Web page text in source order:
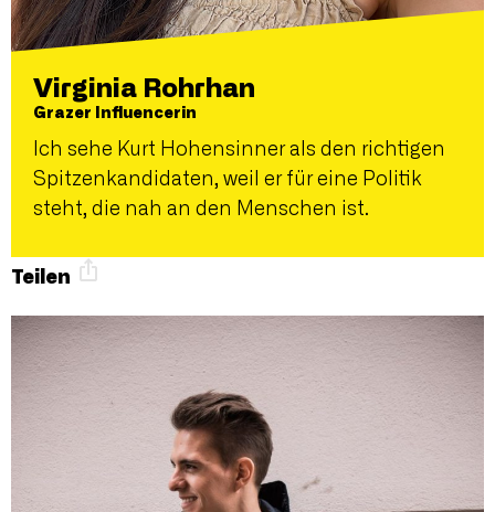
Virginia Rohrhan
Grazer Influencerin
Ich sehe Kurt Hohensinner als den richtigen
Spitzenkandidaten, weil er für eine Politik
steht, die nah an den Menschen ist.
Teilen